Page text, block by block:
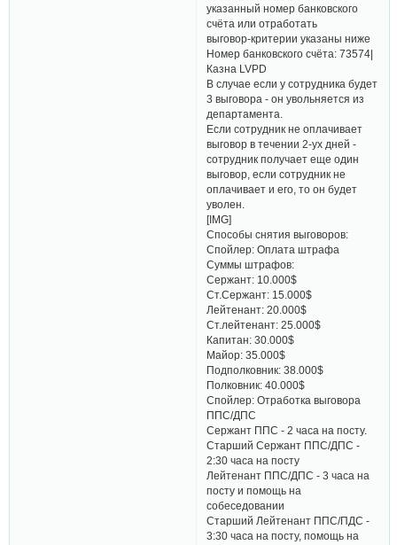
указанный номер банковского
счёта или отработать
выговор-критерии указаны ниже
Номер банковского счёта: 73574|
Казна LVPD
В случае если у сотрудника будет
3 выговора - он увольняется из
департамента.
Если сотрудник не оплачивает
выговор в течении 2-ух дней -
сотрудник получает еще один
выговор, если сотрудник не
оплачивает и его, то он будет
уволен.
[​IMG]
Способы снятия выговоров:
Спойлер: Оплата штрафа
Суммы штрафов:
Сержант: 10.000$
Ст.Сержант: 15.000$
Лейтенант: 20.000$
Ст.лейтенант: 25.000$
Капитан: 30.000$
Майор: 35.000$
Подполковник: 38.000$
Полковник: 40.000$
Спойлер: Отработка выговора
ППС/ДПС
Сержант ППС - 2 часа на посту.
Старший Сержант ППС/ДПС -
2:30 часа на посту
Лейтенант ППС/ДПС - 3 часа на
посту и помощь на
собеседовании
Старший Лейтенант ППС/ПДС -
3:30 часа на посту, помощь на